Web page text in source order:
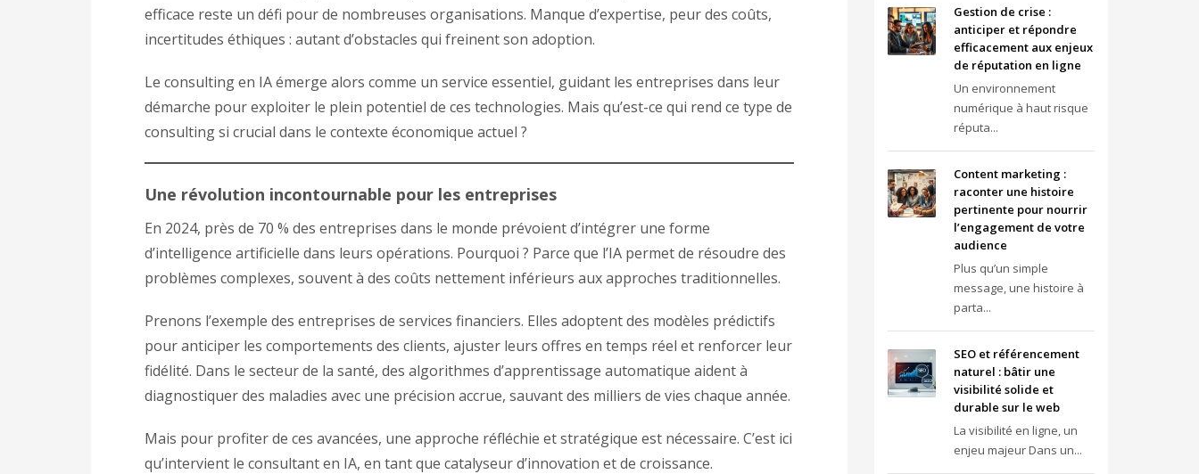
efficace reste un défi pour de nombreuses organisations. Manque d’expertise, peur des coûts,
incertitudes éthiques : autant d’obstacles qui freinent son adoption.
Le consulting en IA émerge alors comme un service essentiel, guidant les entreprises dans leur
démarche pour exploiter le plein potentiel de ces technologies. Mais qu’est-ce qui rend ce type de
consulting si crucial dans le contexte économique actuel ?
Une révolution incontournable pour les entreprises
En 2024, près de 70 % des entreprises dans le monde prévoient d’intégrer une forme
d’intelligence artificielle dans leurs opérations. Pourquoi ? Parce que l’IA permet de résoudre des
problèmes complexes, souvent à des coûts nettement inférieurs aux approches traditionnelles.
Prenons l’exemple des entreprises de services financiers. Elles adoptent des modèles prédictifs
pour anticiper les comportements des clients, ajuster leurs offres en temps réel et renforcer leur
fidélité. Dans le secteur de la santé, des algorithmes d’apprentissage automatique aident à
diagnostiquer des maladies avec une précision accrue, sauvant des milliers de vies chaque année.
Mais pour profiter de ces avancées, une approche réfléchie et stratégique est nécessaire. C’est ici
qu’intervient le consultant en IA, en tant que catalyseur d’innovation et de croissance.
Gestion de crise :
anticiper et répondre
efficacement aux enjeux
de réputation en ligne
Un environnement
numérique à haut risque
réputa...
Content marketing :
raconter une histoire
pertinente pour nourrir
l’engagement de votre
audience
Plus qu’un simple
message, une histoire à
parta...
SEO et référencement
naturel : bâtir une
visibilité solide et
durable sur le web
La visibilité en ligne, un
enjeu majeur Dans un...